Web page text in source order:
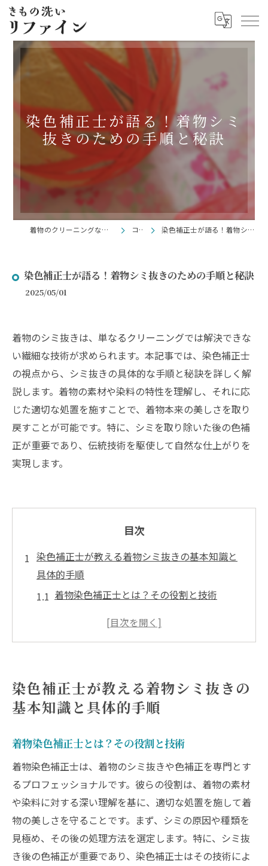
染色補正士が語る！着物シミ
抜きのための手順と秘訣
着物のクリーニングならきもの洗い リファイン コラム 染色補正士が語る！着物シミ抜きのための手順と秘訣
染色補正士が語る！着物シミ抜きのための手順と秘訣
2025/05/01
着物のシミ抜きは、単なるクリーニングでは解決できな
い繊細な技術が求められます。本記事では、染色補正士
の視点から、シミ抜きの具体的な手順と秘訣を詳しく解
説します。着物の素材や染料の特性を理解し、それに応
じた適切な処置を施すことで、着物本来の美しさを取り
戻すことが可能です。特に、シミを取り除いた後の色補
正が重要であり、伝統技術を駆使して自然な仕上がりを
実現します。
目次
染色補正士が教える着物シミ抜きの基本知識と
具体的手順
着物染色補正士とは？その役割と技術
シミ抜きに必要な基本的な道具と材料
実際のシミ抜き手順とその効果
シミの特性を見極める！着物染色補正士のシミ
抜き秘訣
染料の特性を理解した適切な対策
シミ抜きにおける化学薬品の選び方
染色補正士が実践するプロの技術
過去の事例から学ぶシミ対策のヒント
シミ抜き成功のための前準備
染色補正士が教える着物シミ抜きの
基本知識と具体的手順
着物染色補正士とは？その役割と技術
着物染色補正士は、着物のシミ抜きや色補正を専門とす
るプロフェッショナルです。彼らの役割は、着物の素材
や染料に対する深い理解を基に、適切な処置を施して着
物の美しさを守ることです。まず、シミの原因や種類を
見極め、その後の処理方法を選定します。特に、シミ抜
き後の色補正が重要であり、染色補正士はその技術によ